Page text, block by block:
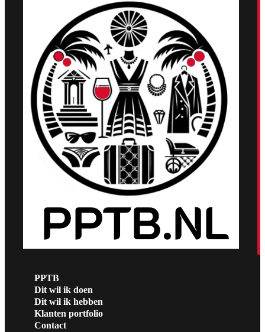
PPTB
Dit wil ik doen
Dit wil ik hebben
Klanten portfolio
Contact